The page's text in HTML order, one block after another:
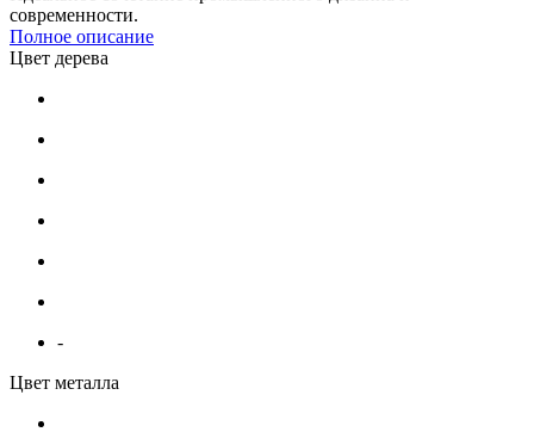
современности.
Полное описание
Цвет дерева
-
Цвет металла